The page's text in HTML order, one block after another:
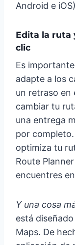
Android e
Edita la ruta
clic
Es
adapte a los
un retraso en
cambiar tu
una entrega
por
optimiza tu
Route
encuentres
Y una cosa
está
Maps. De